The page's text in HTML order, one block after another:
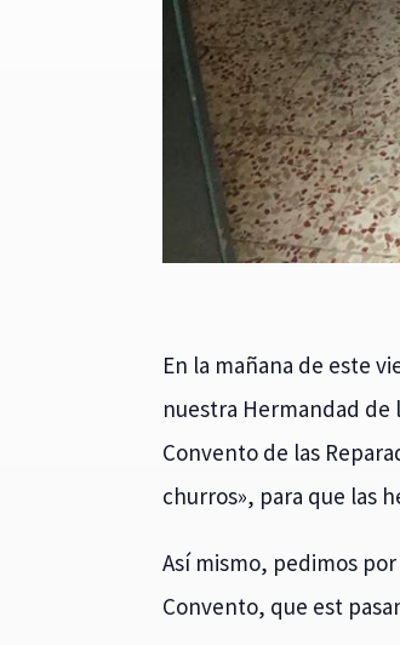
En la mañana de este
nuestra Hermandad de
Convento de las
churros», para que las
Así mismo, pedimos
Convento, que est